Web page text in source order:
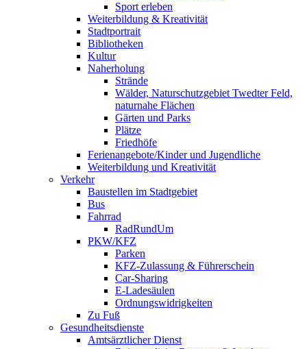
Sport erleben
Weiterbildung & Kreativität
Stadtportrait
Bibliotheken
Kultur
Naherholung
Strände
Wälder, Naturschutzgebiet Twedter Feld,
naturnahe Flächen
Gärten und Parks
Plätze
Friedhöfe
Ferienangebote/Kinder und Jugendliche
Weiterbildung und Kreativität
Verkehr
Baustellen im Stadtgebiet
Bus
Fahrrad
RadRundUm
PKW/KFZ
Parken
KFZ-Zulassung & Führerschein
Car-Sharing
E-Ladesäulen
Ordnungswidrigkeiten
Zu Fuß
Gesundheitsdienste
Amtsärztlicher Dienst